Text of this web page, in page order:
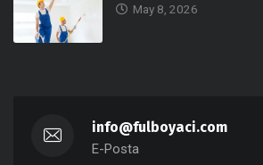
May 8, 2026
info@fulboyaci.com
E-Posta